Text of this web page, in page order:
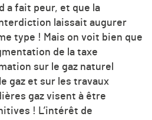
a fait peur, et que la
laissait augurer
type ! Mais on voit bien que
de la taxe
sur le gaz naturel
gaz et sur les travaux
gaz visent à être
! L’intérêt de